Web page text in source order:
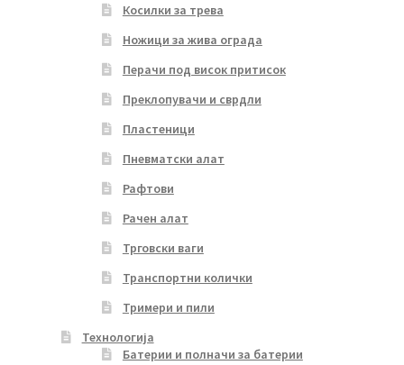
Косилки за трева
Ножици за жива ограда
Перачи под висок притисок
Преклопувачи и сврдли
Пластеници
Пневматски алат
Рафтови
Рачен алат
Трговски ваги
Транспортни колички
Тримери и пили
Технологија
Батерии и полначи за батерии